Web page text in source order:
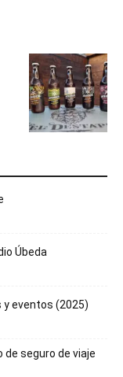
Úbeda
y eventos (2025)
de seguro de viaje